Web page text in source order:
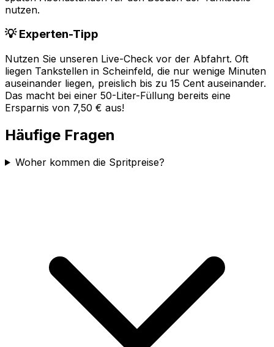
nutzen.
💡 Experten-Tipp
Nutzen Sie unseren Live-Check vor der Abfahrt. Oft
liegen Tankstellen in Scheinfeld, die nur wenige Minuten
auseinander liegen, preislich bis zu 15 Cent auseinander.
Das macht bei einer 50-Liter-Füllung bereits eine
Ersparnis von 7,50 € aus!
Häufige Fragen
Woher kommen die Spritpreise?